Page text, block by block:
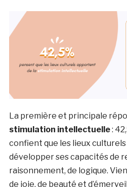
La première et principale
stimulation intellectuelle:
confient que les lieux
développer ses capacités de
raisonnement, de logique.
de joie, de beauté et